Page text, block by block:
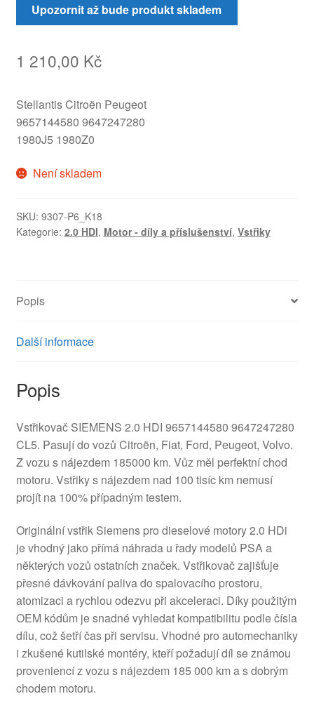
Upozornit až bude produkt skladem
1 210,00 Kč
Stellantis Citroën Peugeot
9657144580 9647247280
1980J5 1980Z0
Není skladem
SKU: 9307-P6_K18
Kategorie: 2.0 HDI, Motor - díly a příslušenství, Vstřiky
Popis
Další informace
Popis
Vstřikovač SIEMENS 2.0 HDI 9657144580 9647247280
CL5. Pasují do vozů Citroën, Fiat, Ford, Peugeot, Volvo.
Z vozu s nájezdem 185000 km. Vůz měl perfektní chod
motoru. Vstřiky s nájezdem nad 100 tisíc km nemusí
projít na 100% případným testem.
Originální vstřik Siemens pro dieselové motory 2.0 HDi
je vhodný jako přímá náhrada u řady modelů PSA a
některých vozů ostatních značek. Vstřikovač zajišťuje
přesné dávkování paliva do spalovacího prostoru,
atomizaci a rychlou odezvu při akceleraci. Díky použitým
OEM kódům je snadné vyhledat kompatibilitu podle čísla
dílu, což šetří čas při servisu. Vhodné pro automechaniky
i zkušené kutilské montéry, kteří požadují díl se známou
proveniencí z vozu s nájezdem 185 000 km a s dobrým
chodem motoru.